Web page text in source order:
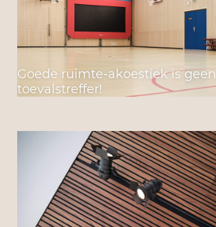
Goede ruimte-akoestiek is geen
toevalstreffer!